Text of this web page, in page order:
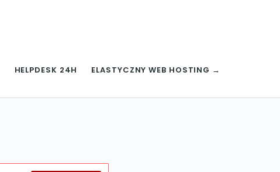
HELPDESK 24H ELASTYCZNY WEB HOSTING →